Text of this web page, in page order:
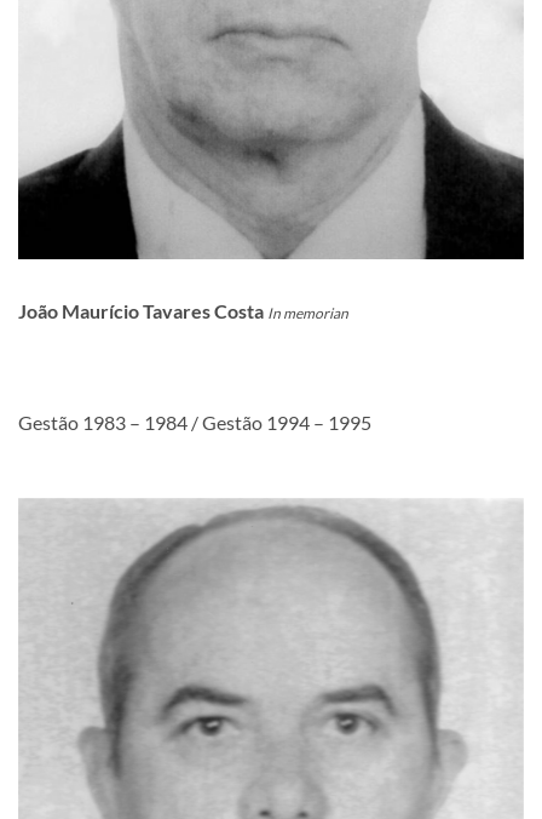
João Maurício Tavares Costa In memorian
Gestão 1983 – 1984 / Gestão 1994 – 1995